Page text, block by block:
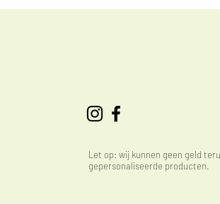
Let op: wij kunnen geen geld
gepersonaliseerde producten.